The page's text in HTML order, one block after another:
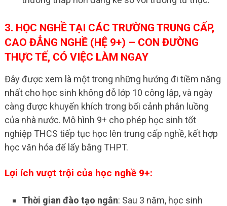
3. HỌC NGHỀ TẠI CÁC TRƯỜNG TRUNG CẤP,
CAO ĐẲNG NGHỀ (HỆ 9+) – CON ĐƯỜNG
THỰC TẾ, CÓ VIỆC LÀM NGAY
Đây được xem là một trong những hướng đi tiềm năng
nhất cho học sinh không đỗ lớp 10 công lập, và ngày
càng được khuyến khích trong bối cảnh phân luồng
của nhà nước. Mô hình 9+ cho phép học sinh tốt
nghiệp THCS tiếp tục học lên trung cấp nghề, kết hợp
học văn hóa để lấy bằng THPT.
Lợi ích vượt trội của học nghề 9+:
Thời gian đào tạo ngắn: Sau 3 năm, học sinh